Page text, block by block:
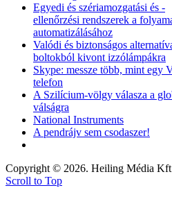
Egyedi és szériamozgatási és -
ellenőrzési rendszerek a
automatizálásához
Valódi és biztonságos
boltokból kivont izzólámpákra
Skype: messze több, mint egy
telefon
A Szilícium-völgy válasza a
válságra
National Instruments
A pendrájv sem csodaszer!
Copyright © 2026. Heiling Média
Scroll to Top